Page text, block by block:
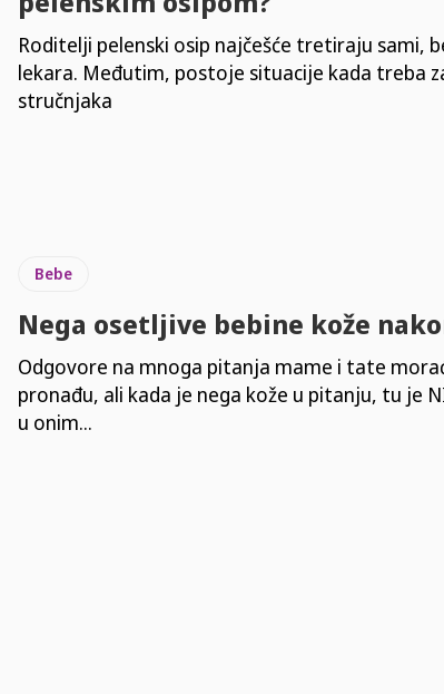
Roditelji pelenski osip najčešće tretiraju sami,
lekara. Međutim, postoje situacije kada treba
stručnjaka
Bebe
Nega osetljive bebine kože
Odgovore na mnoga pitanja mame i tate
pronađu, ali kada je nega kože u pitanju, tu je
u onim...